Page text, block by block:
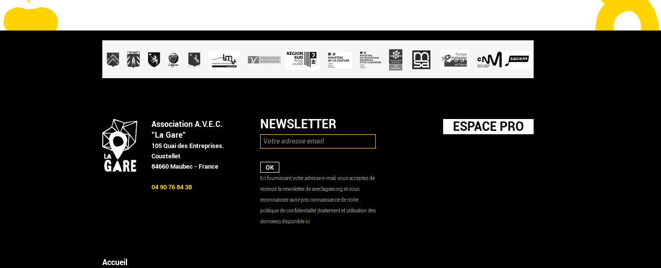
Association A.V.E.C.
"La Gare"
105 Quai des Entreprises.
Coustellet
84660 Maubec - France
04 90 76 84 38
NEWSLETTER
En fournissant votre adresse e-mail, vous acceptez de
recevoir la newsletter de aveclagare.org et vous
reconnaissez avoir pris connaissance de notre
politique de confidentialité (traitement et utilisation des
données) disponibleici
ESPACE PRO
Accueil